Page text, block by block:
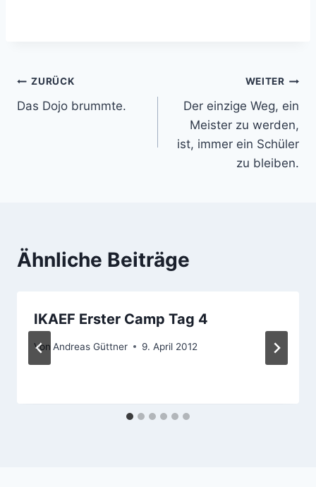
Beitragsnavigation
ZURÜCK
Das Dojo brummte.
WEITER
Der einzige Weg, ein
Meister zu werden,
ist, immer ein Schüler
zu bleiben.
Ähnliche Beiträge
IKAEF Erster Camp Tag 4
Von Andreas Güttner 9. April 2012